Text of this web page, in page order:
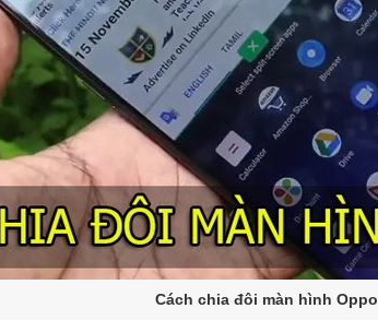
Cách chia đôi màn hình Oppo